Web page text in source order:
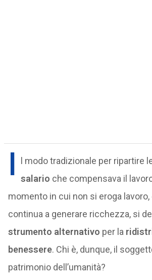
I
l modo tradizionale per ripartire
salario che compensava il
momento in cui non si eroga lavoro,
continua a generare ricchezza, si
strumento alternativo per la
benessere. Chi è, dunque, il
patrimonio dell’umanità?